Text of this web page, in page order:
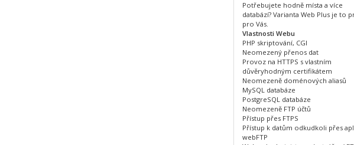
Potřebujete hodně místa a více
databází? Varianta Web Plus je to
pro Vás.
Vlastnosti Webu
PHP skriptování, CGI
Neomezený přenos dat
Provoz na HTTPS s vlastním
důvěryhodným certifikátem
Neomezeně doménových aliasů
MySQL databáze
PostgreSQL databáze
Neomezeně FTP účtů
Přístup přes FTPS
Přístup k datům odkudkoli přes
webFTP